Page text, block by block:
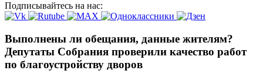
Подписывайтесь на нас:
Выполнены ли обещания, данные жителям?
Депутаты Собрания проверили качество работ
по благоустройству дворов